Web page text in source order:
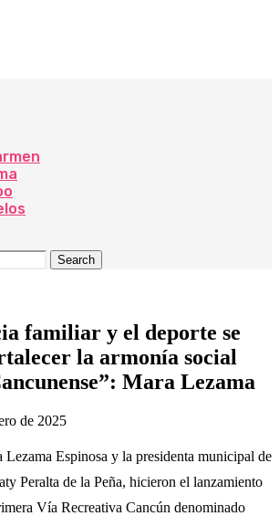
Search
familiar y el deporte se
la armonía social
Mara Lezama
de 2025
Lezama Espinosa y la presidenta municipal de
Peralta de la Peña, hicieron el lanzamiento
Vía Recreativa Cancún denominado